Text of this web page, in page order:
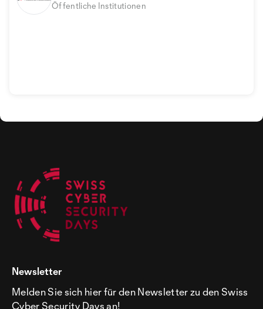
Öffentliche Institutionen
Newsletter
Melden Sie sich hier für den Newsletter zu den Swiss
Cyber Security Days an!